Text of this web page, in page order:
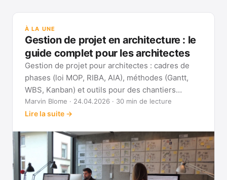
À LA UNE
Gestion de projet en architecture : le
guide complet pour les architectes
Gestion de projet pour architectes : cadres de
phases (loi MOP, RIBA, AIA), méthodes (Gantt,
WBS, Kanban) et outils pour des chantiers
réellement pilotables.
Marvin Blome · 24.04.2026 · 30 min de lecture
Lire la suite →